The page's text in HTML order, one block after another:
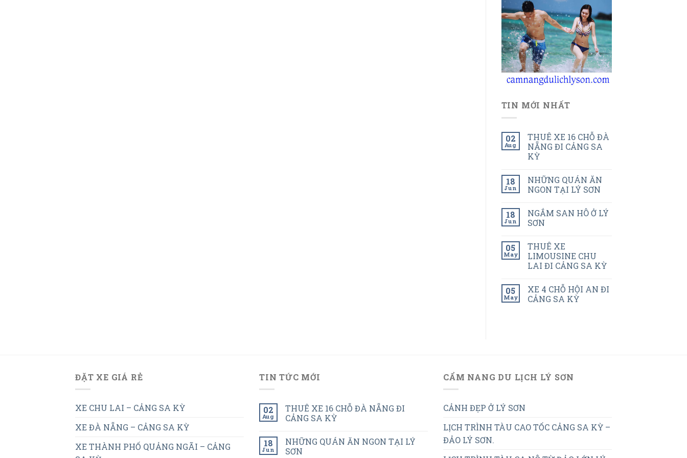
TIN MỚI NHẤT
02
Aug
THUÊ XE 16 CHỖ ĐÀ
NẴNG ĐI CẢNG SA
KỲ
18
Jun
NHỮNG QUÁN ĂN
NGON TẠI LÝ SƠN
18
Jun
NGẮM SAN HÔ Ở LÝ
SƠN
05
May
THUÊ XE
LIMOUSINE CHU
LAI ĐI CẢNG SA KỲ
05
May
XE 4 CHỖ HỘI AN ĐI
CẢNG SA KỲ
ĐẶT XE GIÁ RẺ
XE CHU LAI – CẢNG SA KỲ
XE ĐÀ NẴNG – CẢNG SA KỲ
XE THÀNH PHỐ QUẢNG NGÃI – CẢNG
TIN TỨC MỚI
02
Aug
THUÊ XE 16 CHỖ ĐÀ NẴNG ĐI
CẢNG SA KỲ
18
Jun
NHỮNG QUÁN ĂN NGON TẠI LÝ
SƠN
CẨM NANG DU LỊCH LÝ SƠN
CẢNH ĐẸP Ở LÝ SƠN
LỊCH TRÌNH TÀU CAO TỐC CẢNG SA KỲ –
ĐẢO LÝ SƠN.